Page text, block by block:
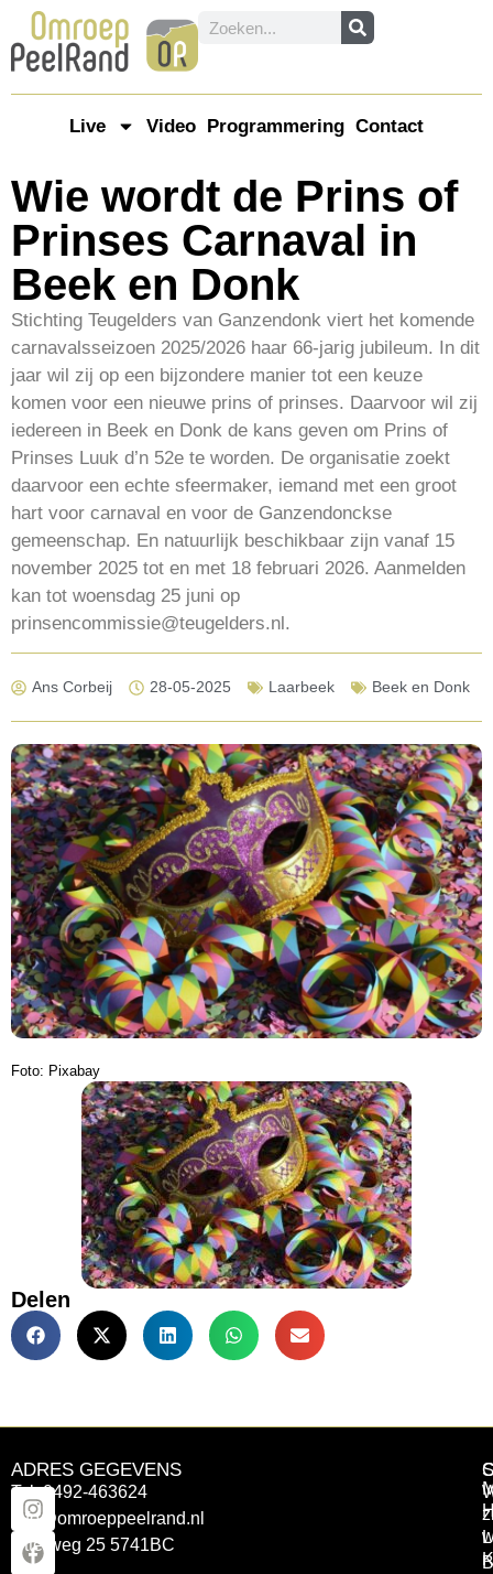
Live Video Programmering Contact
Wie wordt de Prins of
Prinses Carnaval in
Beek en Donk
Stichting Teugelders van Ganzendonk viert het komende
carnavalsseizoen 2025/2026 haar 66-jarig jubileum. In dit
jaar wil zij op een bijzondere manier tot een keuze
komen voor een nieuwe prins of prinses. Daarvoor wil zij
iedereen in Beek en Donk de kans geven om Prins of
Prinses Luuk d’n 52e te worden. De organisatie zoekt
daarvoor een echte sfeermaker, iemand met een groot
hart voor carnaval en voor de Ganzendonckse
gemeenschap. En natuurlijk beschikbaar zijn vanaf 15
november 2025 tot en met 18 februari 2026. Aanmelden
kan tot woensdag 25 juni op
prinsencommissie@teugelders.nl.
Ans Corbeij 28-05-2025 Laarbeek Beek en Donk
Foto: Pixabay
Delen
ADRES GEGEVENS
Tel: 0492-463624
info@omroeppeelrand.nl
Otterweg 25 5741BC